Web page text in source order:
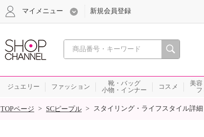
心おどる、瞬間を。通販・テレビ
マイメニュー 新規会員登録
ジュエリー ファッション
靴・バッグ
小物・インナー
コスメ
美容
フ
SALE
TOPページ > SCピープル > スタイリング・ライフスタイル詳細